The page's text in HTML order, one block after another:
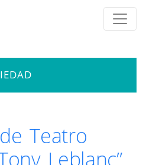
Teatro
Leblanc”